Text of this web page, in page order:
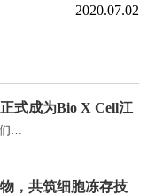
2020.07.02
式成为Bio X Cell江
商
…
，共筑细胞冻存技